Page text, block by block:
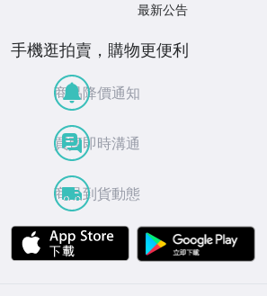
最新公告
手機逛拍賣，購物更便利
商品降價通知
買賣即時溝通
商品到貨動態
APP Store